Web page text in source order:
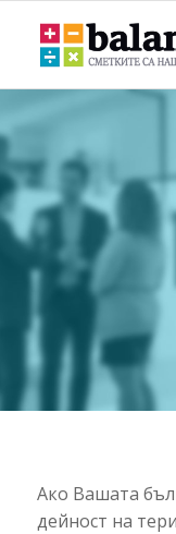
ДДС
Ако Вашата
дейност на